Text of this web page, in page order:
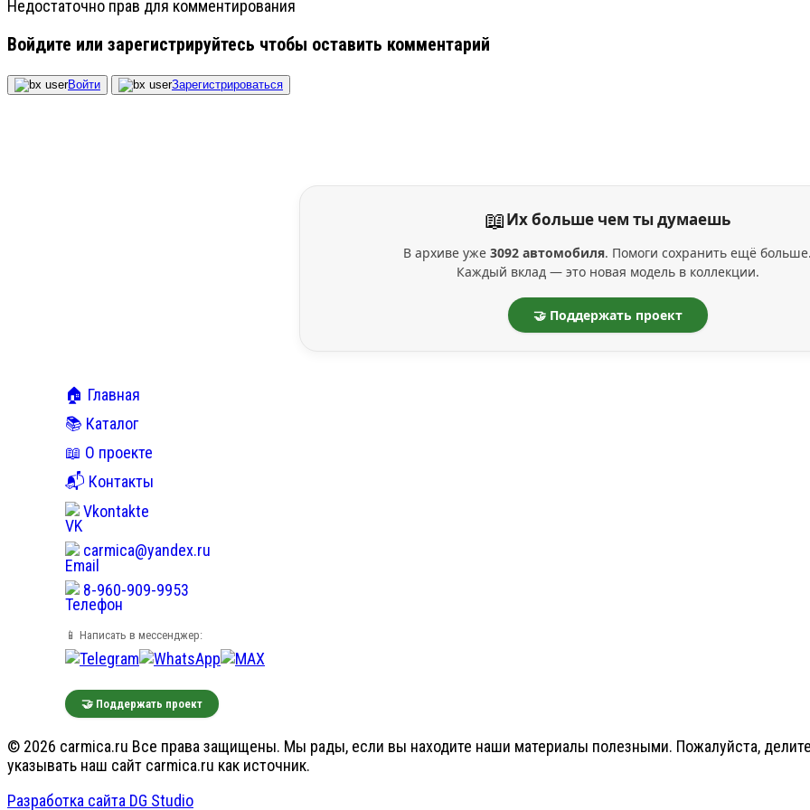
Недостаточно прав для комментирования
Войдите или зарегистрируйтесь чтобы оставить комментарий
Войти Зарегистрироваться
📖Их больше чем ты думаешь
В архиве уже 3092 автомобиля. Помоги сохранить ещё
Каждый вклад — это новая модель в коллекции.
🤝 Поддержать проект
🏠 Главная
📚 Каталог
📖 О проекте
📬 Контакты
Vkontakte
carmica@yandex.ru
8-960-909-9953
📱 Написать в мессенджер:
🤝 Поддержать проект
© 2026 carmica.ru Все права защищены. Мы рады, если вы находите наши материалы полезными. Пожалуйста,
указывать наш сайт carmica.ru как источник.
Разработка сайта DG Studio